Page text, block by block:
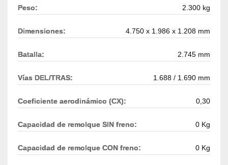
Peso: 2.300 kg
Dimensiones: 4.750 x 1.986 x 1.208 mm
Batalla: 2.745 mm
Vías DEL/TRAS: 1.688 / 1.690 mm
Coeficiente aerodinámico (CX): 0,30
Capacidad de remolque SIN freno: 0 Kg
Capacidad de remolque CON freno: 0 Kg